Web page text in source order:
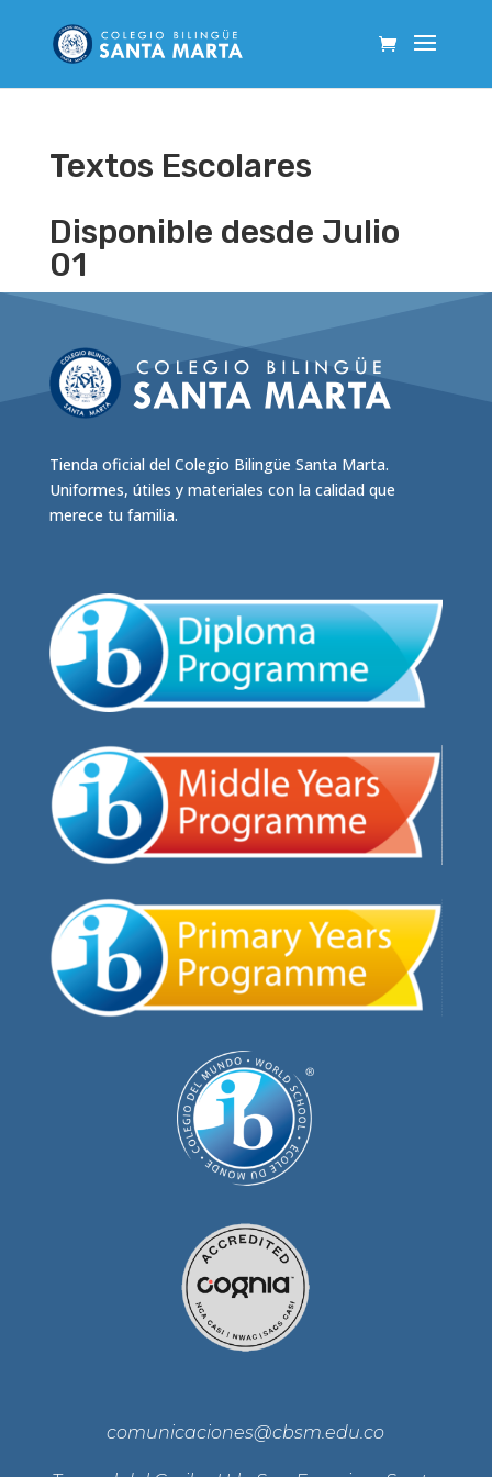
Textos Escolares
Disponible desde Julio
01
Tienda oficial del Colegio Bilingüe Santa Marta.
Uniformes, útiles y materiales con la calidad que
merece tu familia.
comunicaciones@cbsm.edu.co